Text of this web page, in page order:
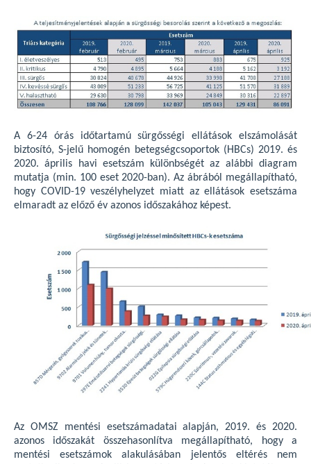
A 6-24 órás időtartamú sürgősségi ellátások elszámolását
biztosító, S-jelű homogén betegségcsoportok (HBCs) 2019. és
2020. április havi esetszám különbségét az alábbi diagram
mutatja (min. 100 eset 2020-ban). Az ábrából megállapítható,
hogy COVID-19 veszélyhelyzet miatt az ellátások esetszáma
elmaradt az előző év azonos időszakához képest.
Az OMSZ mentési esetszámadatai alapján, 2019. és 2020.
azonos időszakát összehasonlítva megállapítható, hogy a
mentési esetszámok alakulásában jelentős eltérés nem